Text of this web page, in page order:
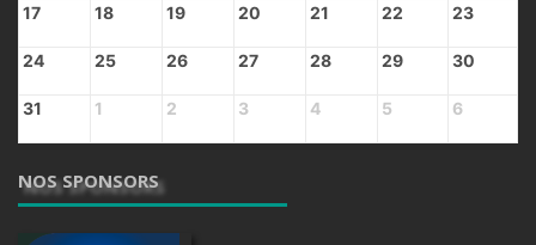
17 18 19 20 21 22 23
24 25 26 27 28 29 30
31 1 2 3 4 5 6
NOS SPONSORS